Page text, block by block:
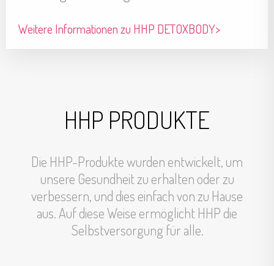
Weitere Informationen zu HHP DETOXBODY>
HHP PRODUKTE
Die HHP-Produkte wurden entwickelt, um
unsere Gesundheit zu erhalten oder zu
verbessern, und dies einfach von zu Hause
aus. Auf diese Weise ermöglicht HHP die
Selbstversorgung für alle.